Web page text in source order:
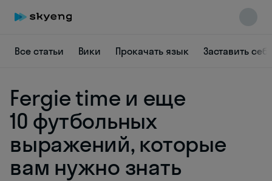
Все статьи Вики Прокачать язык Заставить
Fergie time и еще
10 футбольных
выражений, которые
вам нужно знать
Skyeng Chat
online